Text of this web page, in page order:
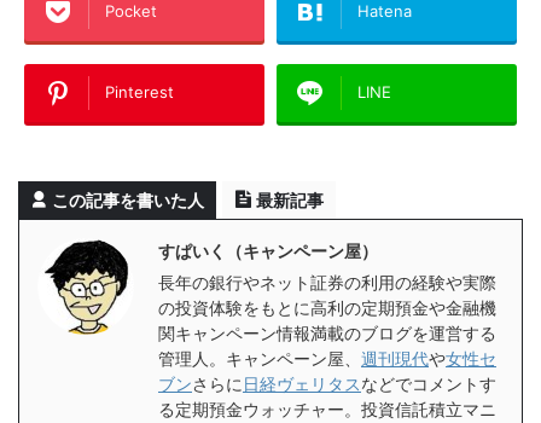
Pocket Hatena
Pinterest LINE
この記事を書いた人 最新記事
すぱいく（キャンペーン屋）
長年の銀行やネット証券の利用の経験や実際
の投資体験をもとに高利の定期預金や金融機
関キャンペーン情報満載のブログを運営する
管理人。キャンペーン屋、 週刊現代や女性セ
ブンさらに 日経ヴェリタスなどでコメントす
る定期預金ウォッチャー。投資信託積立マニ